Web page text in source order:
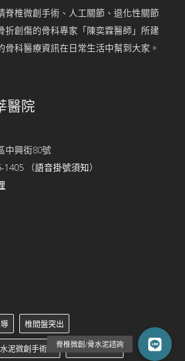
脊椎微創手術、人工關節、退化性關節
折創傷的骨科專家「陳奕霖醫師」所建
骨科醫療資訊在日常生活中幫到大家。
醫院
中興街80號
1405 （語音掛號須知）
椎間盤突出
泥微創手術） 脊椎微創手術